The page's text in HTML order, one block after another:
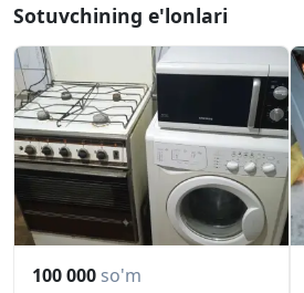
Sotuvchining e'lonlari
100 000 so'm